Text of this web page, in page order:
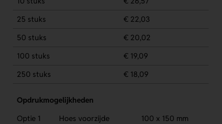
25 stuks
€ 22,03
50 stuks
€ 20,02
100 stuks
€ 19,09
250 stuks
€ 18,09
Opdrukmogelijkheden
Optie 1
Hoes voorzijde
100 x 150 mm